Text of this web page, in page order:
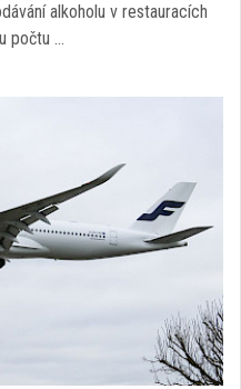
alkoholu v restauracích
počtu …